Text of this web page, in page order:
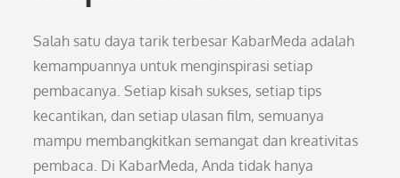
Salah satu daya tarik terbesar KabarMeda adalah
kemampuannya untuk menginspirasi setiap
pembacanya. Setiap kisah sukses, setiap tips
kecantikan, dan setiap ulasan film, semuanya
mampu membangkitkan semangat dan kreativitas
pembaca. Di KabarMeda, Anda tidak hanya